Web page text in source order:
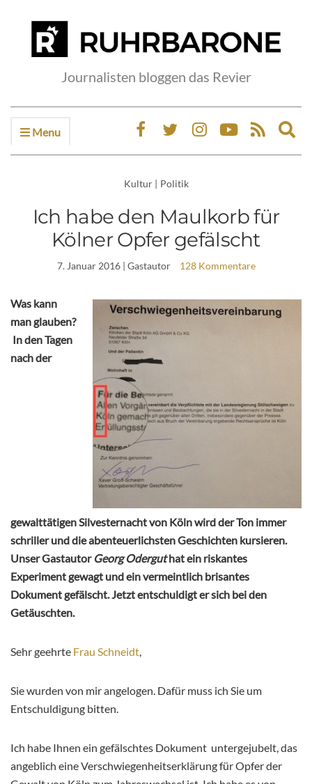
Journalisten bloggen das Revier
Menu
Kultur | Politik
Ich habe den Maulkorb für
Kölner Opfer gefälscht
7. Januar 2016| Gastautor 128 Kommentare
Was kann
man glauben?
In den Tagen
nach der
gewalttätigen Silvesternacht von Köln wird der Ton immer
schriller und die abenteuerlichsten Geschichten kursieren.
Unser Gastautor Georg Oderguthat ein riskantes
Experiment gewagt und ein vermeintlich brisantes
Dokument gefälscht. Jetzt entschuldigt er sich bei den
Getäuschten.
Sehr geehrte Frau Schneidt,
Sie wurden von mir angelogen. Dafür muss ich Sie um
Entschuldigung bitten.
Ich habe Ihnen ein gefälschtes Dokument untergejubelt, das
angeblich eine Verschwiegenheitserklärung für Opfer der